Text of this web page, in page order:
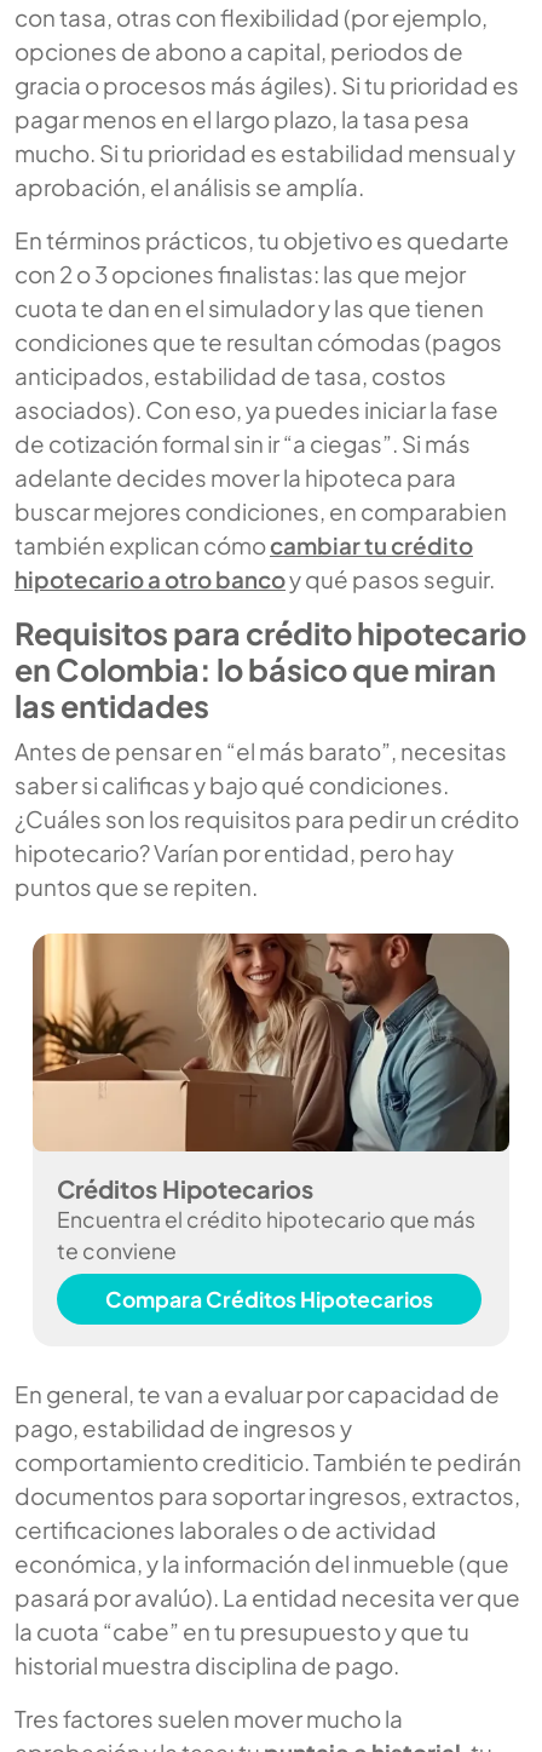
con tasa, otras con flexibilidad (por ejemplo,
opciones de abono a capital, periodos de
gracia o procesos más ágiles). Si tu prioridad es
pagar menos en el largo plazo, la tasa pesa
mucho. Si tu prioridad es estabilidad mensual y
aprobación, el análisis se amplía.
En términos prácticos, tu objetivo es quedarte
con 2 o 3 opciones finalistas: las que mejor
cuota te dan en el simulador y las que tienen
condiciones que te resultan cómodas (pagos
anticipados, estabilidad de tasa, costos
asociados). Con eso, ya puedes iniciar la fase
de cotización formal sin ir “a ciegas”. Si más
adelante decides mover la hipoteca para
buscar mejores condiciones, en comparabien
también explican cómocambiar tu crédito
hipotecario a otro bancoy qué pasos seguir.
Requisitos para crédito hipotecario
en Colombia: lo básico que miran
las entidades
Antes de pensar en “el más barato”, necesitas
saber si calificas y bajo qué condiciones.
¿Cuáles son los requisitos para pedir un crédito
hipotecario? Varían por entidad, pero hay
puntos que se repiten.
Créditos Hipotecarios
Encuentra el crédito hipotecario que más
te conviene
Compara Créditos Hipotecarios
En general, te van a evaluar por capacidad de
pago, estabilidad de ingresos y
comportamiento crediticio. También te pedirán
documentos para soportar ingresos, extractos,
certificaciones laborales o de actividad
económica, y la información del inmueble (que
pasará por avalúo). La entidad necesita ver que
la cuota “cabe” en tu presupuesto y que tu
historial muestra disciplina de pago.
Tres factores suelen mover mucho la